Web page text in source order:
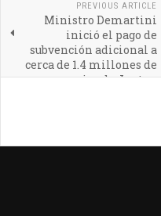
PREVIOUS ARTICLE
Ministro Demartini
inició el pago de
subvención adicional a
cerca de 1.4 millones de
usuarios de Juntos,